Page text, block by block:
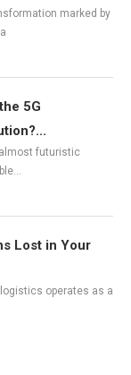
marked by
5G
futuristic
Lost in Your
operates as a